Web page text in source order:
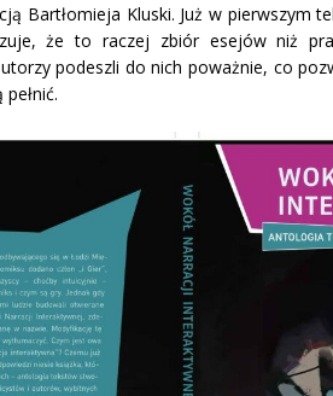
Bartłomieja Kluski. Już w pierwszym
że to raczej zbiór esejów niż
podeszli do nich poważnie, co